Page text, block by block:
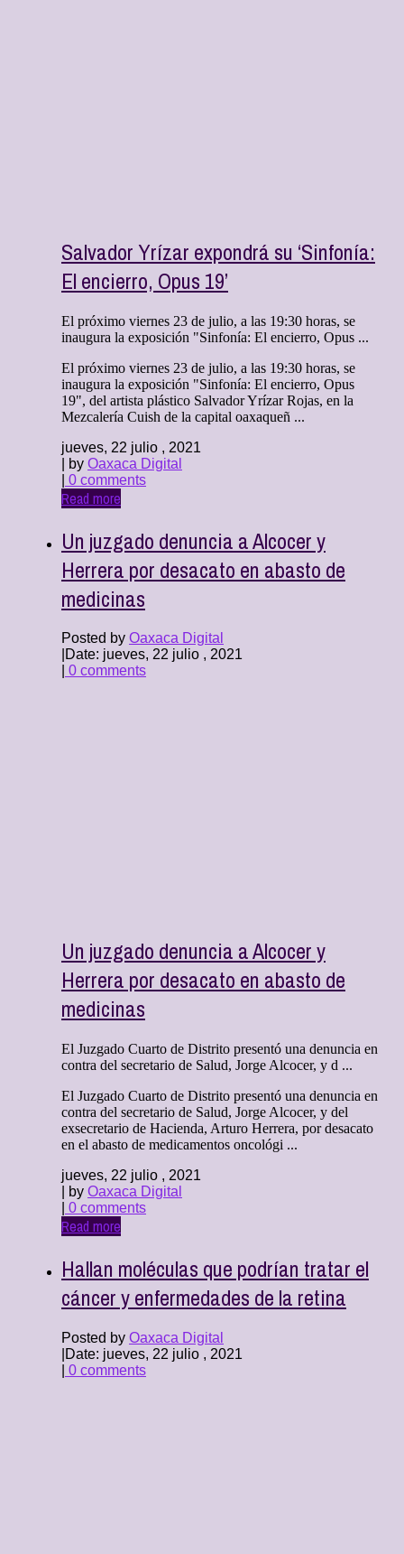
Salvador Yrízar expondrá su ‘Sinfonía:
El encierro, Opus 19’
El próximo viernes 23 de julio, a las 19:30 horas, se
inaugura la exposición "Sinfonía: El encierro, Opus ...
El próximo viernes 23 de julio, a las 19:30 horas, se
inaugura la exposición "Sinfonía: El encierro, Opus
19", del artista plástico Salvador Yrízar Rojas, en la
Mezcalería Cuish de la capital oaxaqueñ ...
jueves, 22 julio , 2021
| by Oaxaca Digital
0 comments
Read more
Un juzgado denuncia a Alcocer y
Herrera por desacato en abasto de
medicinas
Posted by Oaxaca Digital
Date: jueves, 22 julio , 2021
0 comments
Un juzgado denuncia a Alcocer y
Herrera por desacato en abasto de
medicinas
El Juzgado Cuarto de Distrito presentó una denuncia en
contra del secretario de Salud, Jorge Alcocer, y d ...
El Juzgado Cuarto de Distrito presentó una denuncia en
contra del secretario de Salud, Jorge Alcocer, y del
exsecretario de Hacienda, Arturo Herrera, por desacato
en el abasto de medicamentos oncológi ...
jueves, 22 julio , 2021
| by Oaxaca Digital
0 comments
Read more
Hallan moléculas que podrían tratar el
cáncer y enfermedades de la retina
Posted by Oaxaca Digital
Date: jueves, 22 julio , 2021
0 comments